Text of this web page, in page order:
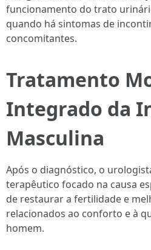
funcionamento do trato
quando há sintomas de
concomitantes.
Tratamento
Integrado da
Masculina
Após o diagnóstico, o
terapêutico focado na causa
de restaurar a fertilidade e
relacionados ao conforto e à
homem.